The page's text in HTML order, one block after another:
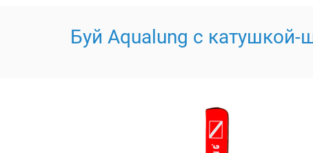
Буй Aqualung с катушкой-